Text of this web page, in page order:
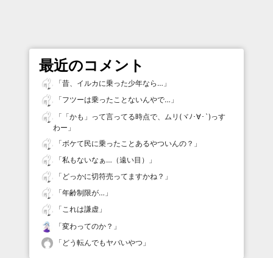
最近のコメント
「昔、イルカに乗った少年なら… 」
「フツーは乗ったことないんやで… 」
「 「かも」って言ってる時点で、ムリ(ヾﾉ･∀･`)っす
わー 」
「ボケて民に乗ったことあるやついんの？ 」
「私もないなぁ…（遠い目）
」
「 どっかに切符売ってますかね？ 」
「年齢制限が… 」
「これは謙虚 」
「変わってのか？ 」
「 どう転んでもヤバいやつ 」